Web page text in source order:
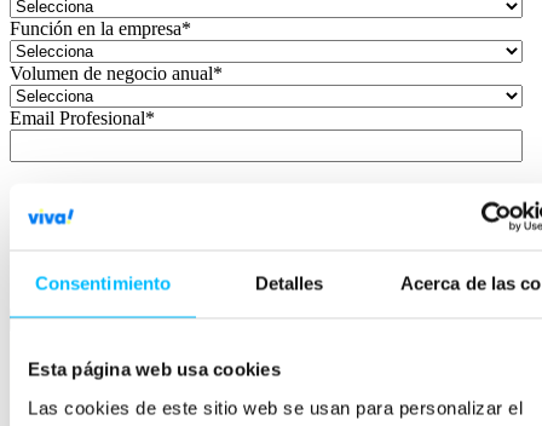
Consentimiento Detalles Acerca de las
Esta página web usa cookies
Las cookies de este sitio web se usan para personalizar el
Función en la empresa*
Volumen de negocio anual*
Email Profesional*
privacidad.*
«El canal de